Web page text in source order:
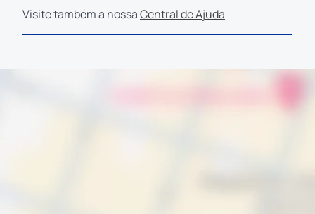
Visite também a nossaCentral de Ajuda